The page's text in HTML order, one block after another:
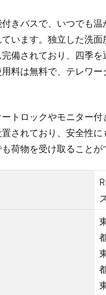
きバスで、いつでも
います。独立した洗
備されており、四季を
料は無料で、テレワ
トロックやモニター
されており、安全性
荷物を受け取ること